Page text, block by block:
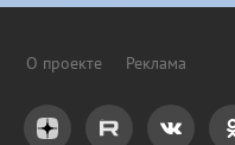
О проекте Реклама